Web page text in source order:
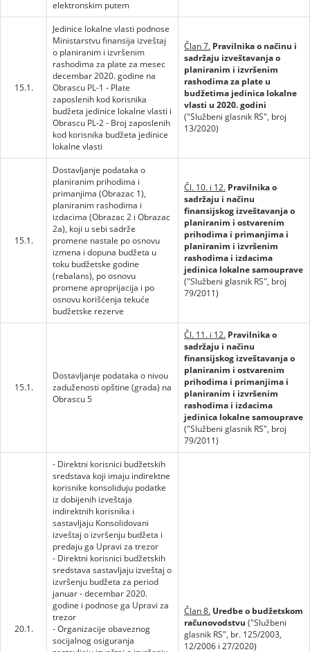
elektronskim putem
15.1.
Jedinice lokalne vlasti podnose
Ministarstvu finansija izveštaj
o planiranim i izvršenim
rashodima za plate za mesec
decembar 2020. godine na
Obrascu PL-1 - Plate
zaposlenih kod korisnika
budžeta jedinice lokalne vlasti i
Obrascu PL-2 - Broj zaposlenih
kod korisnika budžeta jedinice
lokalne vlasti
Član 7. Pravilnika o načinu i
sadržaju izveštavanja o
planiranim i izvršenim
rashodima za plate u
budžetima jedinica lokalne
vlasti u 2020. godini
("Službeni glasnik RS", broj
13/2020)
15.1.
Dostavljanje podataka o
planiranim prihodima i
primanjima (Obrazac 1),
planiranim rashodima i
izdacima (Obrazac 2 i Obrazac
2a), koji u sebi sadrže
promene nastale po osnovu
izmena i dopuna budžeta u
toku budžetske godine
(rebalans), po osnovu
promene aproprijacija i po
osnovu korišćenja tekuće
budžetske rezerve
Čl. 10. i 12. Pravilnika o
sadržaju i načinu
finansijskog izveštavanja o
planiranim i ostvarenim
prihodima i primanjima i
planiranim i izvršenim
rashodima i izdacima
jedinica lokalne samouprave
("Službeni glasnik RS", broj
79/2011)
15.1.
Dostavljanje podataka o nivou
zaduženosti opštine (grada) na
Obrascu 5
Čl. 11. i 12. Pravilnika o
sadržaju i načinu
finansijskog izveštavanja o
planiranim i ostvarenim
prihodima i primanjima i
planiranim i izvršenim
rashodima i izdacima
jedinica lokalne samouprave
("Službeni glasnik RS", broj
79/2011)
20.1.
- Direktni korisnici budžetskih
sredstava koji imaju indirektne
korisnike konsoliduju podatke
iz dobijenih izveštaja
indirektnih korisnika i
sastavljaju Konsolidovani
izveštaj o izvršenju budžeta i
predaju ga Upravi za trezor
- Direktni korisnici budžetskih
sredstava sastavljaju izveštaj o
izvršenju budžeta za period
januar - decembar 2020.
godine i podnose ga Upravi za
trezor
- Organizacije obaveznog
socijalnog osiguranja
Član 8. Uredbe o budžetskom
računovodstvu ("Službeni
glasnik RS", br. 125/2003,
12/2006 i 27/2020)